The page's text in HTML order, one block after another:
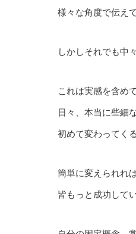
様々な角度で伝え
しかしそれでも中
これは実感を含め
日々、本当に些細
初めて変わってく
簡単に変えられれ
皆もっと成功して